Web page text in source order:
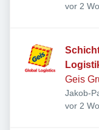
vor 2
Geis
Jakob-
vor 2